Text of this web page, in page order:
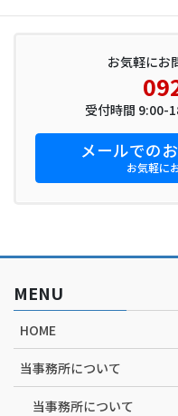
お気軽にお
受付時間 9:00-
メールでの
お気軽に
MENU
HOME
当事務所について
当事務所について